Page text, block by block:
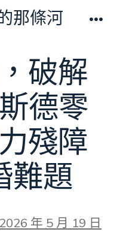
那條河
破解
德零
殘障
難題
2026 年 5 月 19 日